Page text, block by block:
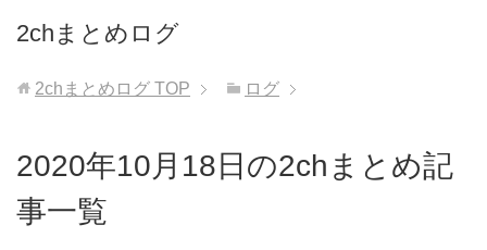
2chまとめログ
2chまとめログ TOP ログ
2020年10月18日の2chまとめ記
事一覧